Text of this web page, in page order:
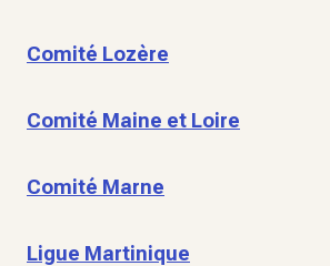
Comité Lozère
Comité Maine et Loire
Comité Marne
Ligue Martinique